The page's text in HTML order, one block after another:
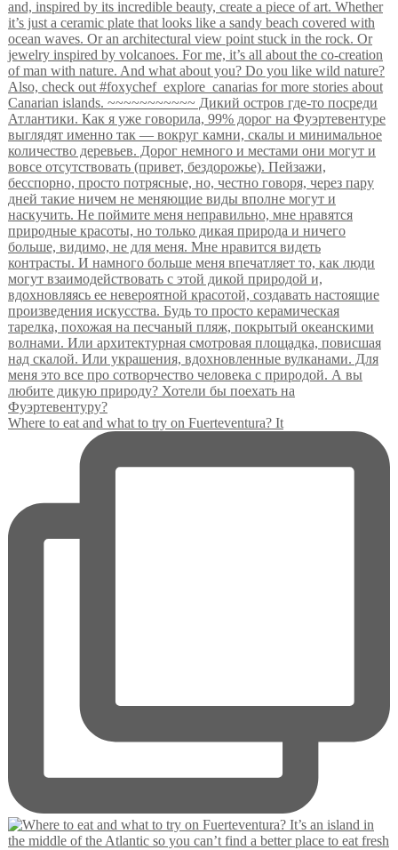
Where to eat and what to try on Fuerteventura? It